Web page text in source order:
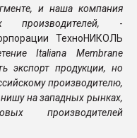
и наша компания
-
ТехноНИКОЛЬ
Italiana Membrane
экспорт продукции, но
производителю,
на западных рынках,
производителей